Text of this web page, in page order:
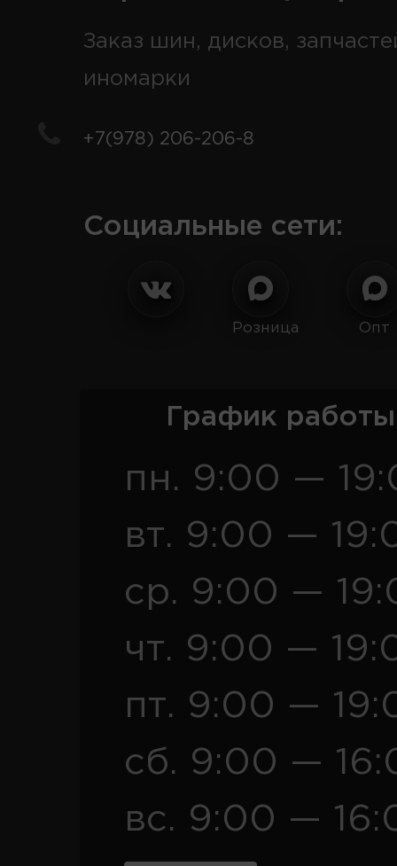
Заказ шин, дисков,
иномарки
+7(978) 206-206-8
Социальные сети:
Розница Опт
График
пн. 9:00 —
вт. 9:00 —
ср. 9:00 —
чт. 9:00 —
пт. 9:00 —
сб. 9:00 —
вс. 9:00 —